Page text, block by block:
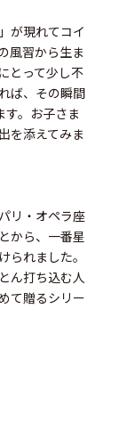
が現れてコイ
風習から生ま
とって少し不
ば、その瞬間
す。お子さま
を添えてみま
リ・オペラ座
から、一番星
られました。
ん打ち込む人
て贈るシリー